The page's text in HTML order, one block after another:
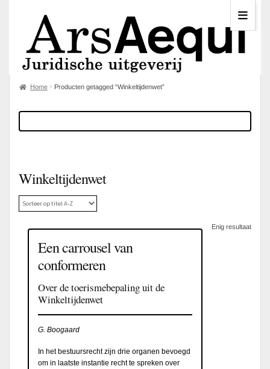
Home Producten getagged “Winkeltijdenwet”
Winkeltijdenwet
Enig resultaat
Een carrousel van
conformeren
Over de toerismebepaling uit de
Winkeltijdenwet
G. Boogaard
In het bestuursrecht zijn drie organen bevoegd
om in laatste instantie recht te spreken over